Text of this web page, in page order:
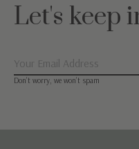
Let's keep
Don’t worry, we won’t spam